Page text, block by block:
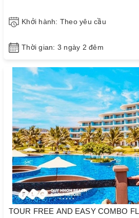
Khởi hành: Theo yêu cầu
Thời gian: 3 ngày 2 đêm
TOUR FREE AND EASY COMBO